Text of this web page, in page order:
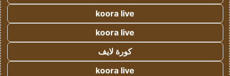
koora live
koora live
كورة لايف
koora live